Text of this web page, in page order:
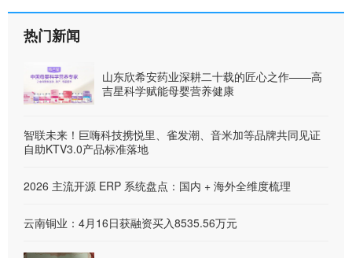
热门新闻
山东欣希安药业深耕二十载的匠心之作——高
吉星科学赋能母婴营养健康
智联未来！巨嗨科技携悦里、雀发潮、音米加等品牌共同见证
自助KTV3.0产品标准落地
2026 主流开源 ERP 系统盘点：国内 + 海外全维度梳理
云南铜业：4月16日获融资买入8535.56万元